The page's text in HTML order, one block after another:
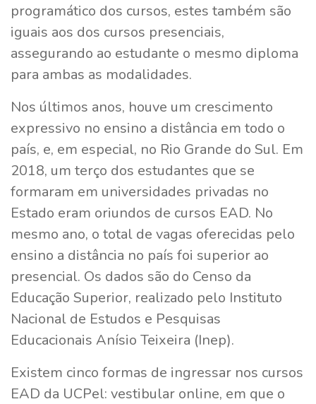
programático dos cursos, estes também são
iguais aos dos cursos presenciais,
assegurando ao estudante o mesmo diploma
para ambas as modalidades.
Nos últimos anos, houve um crescimento
expressivo no ensino a distância em todo o
país, e, em especial, no Rio Grande do Sul. Em
2018, um terço dos estudantes que se
formaram em universidades privadas no
Estado eram oriundos de cursos EAD. No
mesmo ano, o total de vagas oferecidas pelo
ensino a distância no país foi superior ao
presencial. Os dados são do Censo da
Educação Superior, realizado pelo Instituto
Nacional de Estudos e Pesquisas
Educacionais Anísio Teixeira (Inep).
Existem cinco formas de ingressar nos cursos
EAD da UCPel: vestibular online, em que o